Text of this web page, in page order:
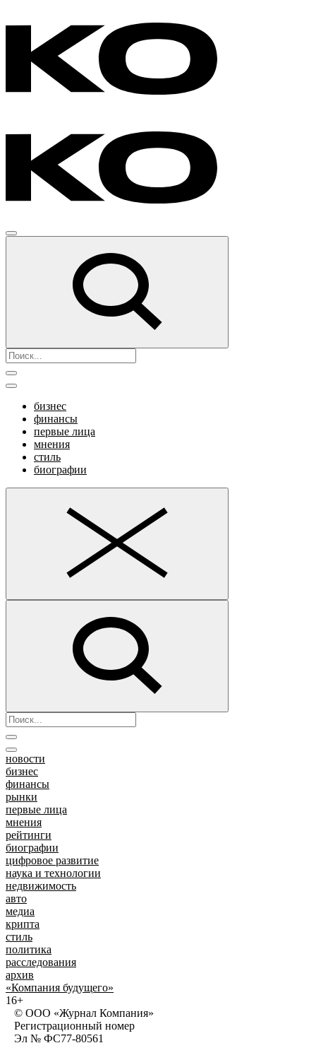
бизнес
финансы
первые лица
мнения
стиль
биографии
новости
бизнес
финансы
рынки
первые лица
мнения
рейтинги
биографии
цифровое развитие
наука и технологии
недвижимость
авто
медиа
крипта
стиль
политика
расследования
архив
«Компания будущего»
16+
© ООО «Журнал Компания»
Регистрационный номер
Эл № ФС77-80561